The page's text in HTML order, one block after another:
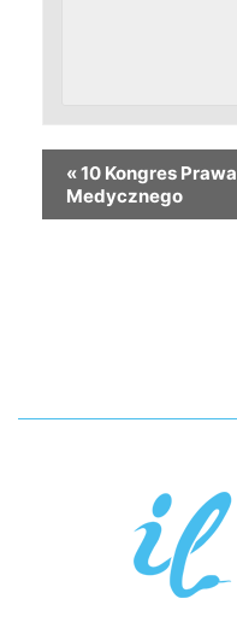
«10 Kongres Prawa
Medycznego